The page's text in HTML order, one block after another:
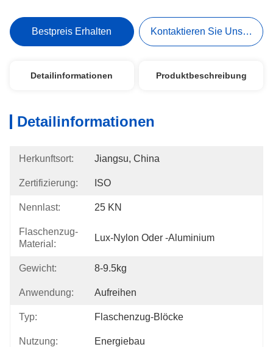
Bestpreis Erhalten Kontaktieren Sie Uns Jetzt
Detailinformationen Produktbeschreibung
Detailinformationen
Herkunftsort: Jiangsu, China
Zertifizierung: ISO
Nennlast: 25 KN
Flaschenzug-
Material:
Lux-Nylon Oder -aluminium
Gewicht: 8-9.5kg
Anwendung: Aufreihen
Typ: Flaschenzug-Blöcke
Nutzung: Energiebau